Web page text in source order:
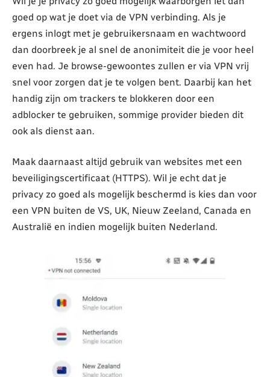
goed op wat je doet via de VPN verbinding. Als je
ergens inlogt met je gebruikersnaam en wachtwoord
dan doorbreek je al snel de anonimiteit die je voor heel
even had. Je browse-gewoontes zullen er via VPN vrij
snel voor zorgen dat je te volgen bent. Daarbij kan het
handig zijn om trackers te blokkeren door een
adblocker te gebruiken, sommige provider bieden dit
ook als dienst aan.
Maak daarnaast altijd gebruik van websites met een
beveiligingscertificaat (HTTPS). Wil je echt dat je
privacy zo goed als mogelijk beschermd is kies dan voor
een VPN buiten de VS, UK, Nieuw Zeeland, Canada en
Australië en indien mogelijk buiten Nederland.